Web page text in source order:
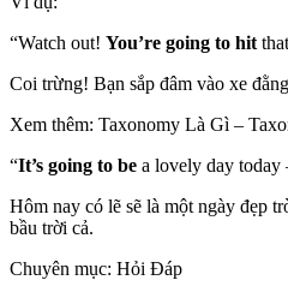
“Watch out! You’re going to hit
Coi trừng! Bạn sắp đâm vào xe
Xem thêm: Taxonomy Là Gì –
“It’s going to be a lovely day today
Hôm nay có lẽ sẽ là một ngày đẹp
bầu trời cả.
Chuyên mục: Hỏi Đáp